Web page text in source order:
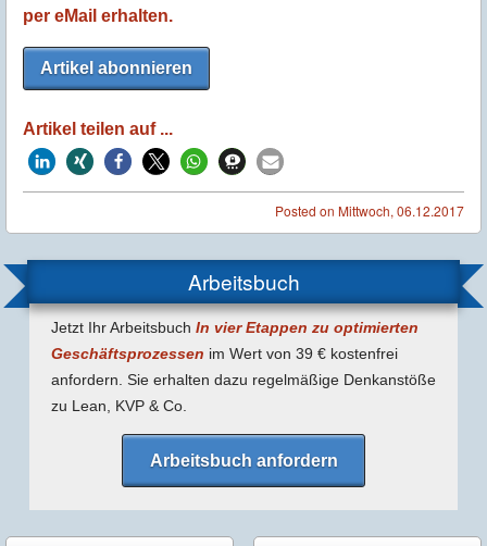
per eMail erhalten.
Artikel abonnieren
Artikel teilen auf ...
Posted on Mittwoch, 06.12.2017
Arbeitsbuch
Jetzt Ihr Arbeitsbuch In vier Etappen zu optimierten
Geschäfts­prozessen im Wert von 39 € kostenfrei
anfordern. Sie erhalten dazu regel­mäßige Denk­anstöße
zu Lean, KVP & Co.
Arbeitsbuch anfordern